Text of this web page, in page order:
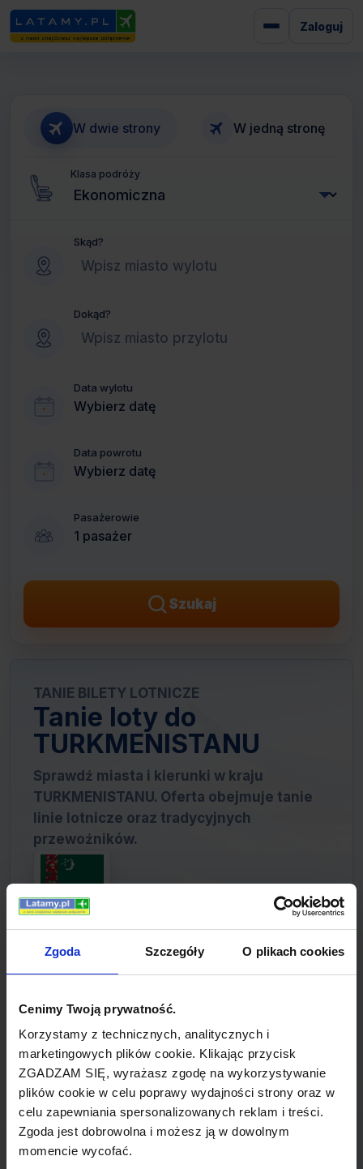
Zgoda Szczegóły O plikach cookies
Cenimy Twoją prywatność.
Korzystamy z technicznych, analitycznych i
marketingowych plików cookie. Klikając przycisk
ZGADZAM SIĘ, wyrażasz zgodę na wykorzystywanie
plików cookie w celu poprawy wydajności strony oraz w
celu zapewniania spersonalizowanych reklam i treści.
Zgoda jest dobrowolna i możesz ją w dowolnym
momencie wycofać.
Zaloguj
TANIE BILETY LOTNICZE
Tanie loty do
TURKMENISTANU
Sprawdź miasta i kierunki w kraju
TURKMENISTANU. Oferta obejmuje tanie
linie lotnicze oraz tradycyjnych
przewoźników.
W dwie strony W jedną stronę
Klasa podróży
Skąd?
Dokąd?
Data wylotu
Wybierz datę
Data powrotu
Wybierz datę
Pasażerowie
1 pasażer
Szukaj
W naszym portalu znajdziesz ofertę lotów do
TURKMENISTANU zarówno tradycyjnych linii
Skorzystaj z wyszukiwarki, aby znaleźć
najtańsze bilety.
TURKMENISTANU - tanie loty
Tanie loty do